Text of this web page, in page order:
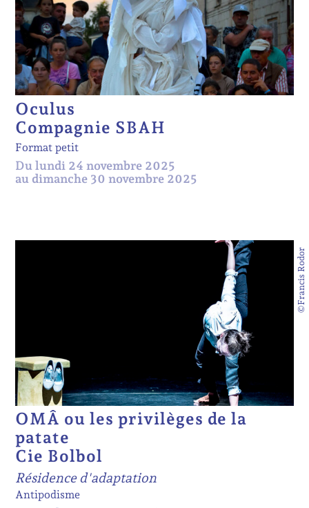
Oculus
Compagnie SBAH
Format petit
Du lundi 24 novembre 2025
au dimanche 30 novembre 2025
©Francis Rodor
OMÂ ou les privilèges de la
patate
Cie Bolbol
Résidence d'adaptation
Antipodisme